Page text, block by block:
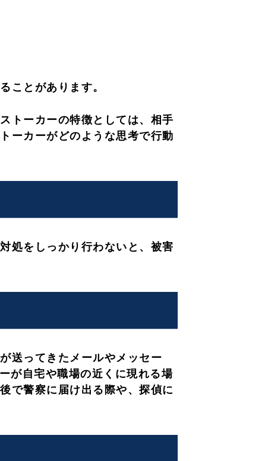
ことがあります。
トーカーの特徴としては、相手
ーカーがどのような思考で行動
処をしっかり行わないと、被害
送ってきたメールやメッセー
が自宅や職場の近くに現れる場
で警察に届け出る際や、探偵に